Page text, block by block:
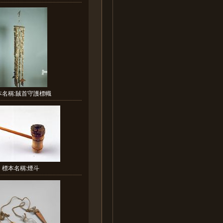
名稱:馘首守護標幟
標本名稱:煙斗